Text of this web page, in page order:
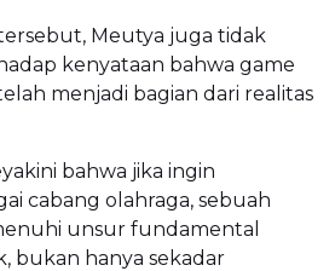
Meutya juga tidak
kenyataan bahwa game
menjadi bagian dari realitas
bahwa jika ingin
cabang olahraga, sebuah
unsur fundamental
bukan hanya sekadar